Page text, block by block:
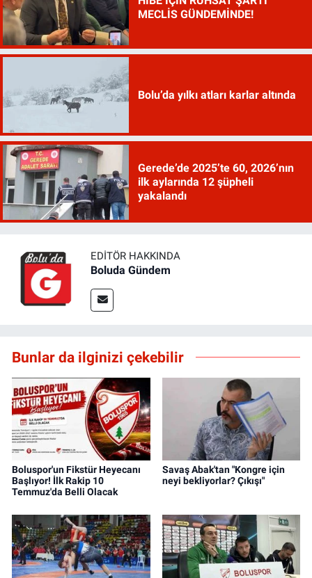
MECLİS GÜNDEMİNDE!
Bolu’da yılkı atları karlar altında
Gerede’de 2025’te 60, 2026’nın
ilk aylarında 12 şüpheli
yakalandı
EDITÖR HAKKINDA
Boluda Gündem
Bunlar da ilginizi çekebilir
Boluspor'un Fikstür Heyecanı
Başlıyor! İlk Rakip 10
Temmuz'da Belli Olacak
Savaş Abak'tan "Kongre için
neyi bekliyorlar? Çıkışı"